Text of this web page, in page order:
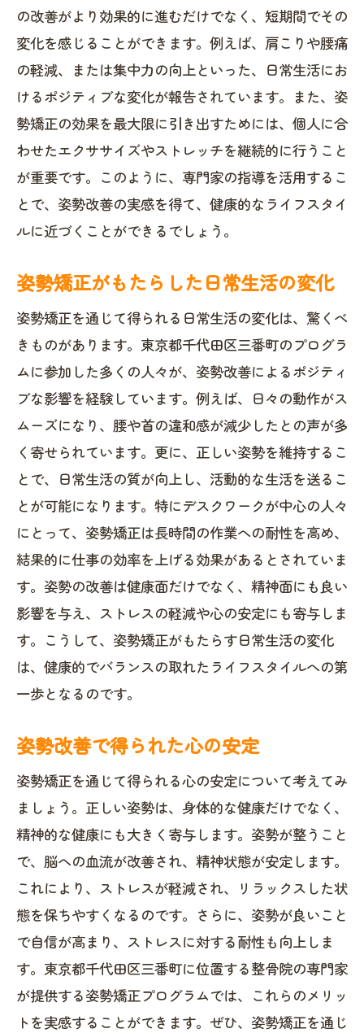
の改善がより効果的に進むだけでなく、短期間でその
変化を感じることができます。例えば、肩こりや腰痛
の軽減、または集中力の向上といった、日常生活にお
けるポジティブな変化が報告されています。また、姿
勢矯正の効果を最大限に引き出すためには、個人に合
わせたエクササイズやストレッチを継続的に行うこと
が重要です。このように、専門家の指導を活用するこ
とで、姿勢改善の実感を得て、健康的なライフスタイ
ルに近づくことができるでしょう。
姿勢矯正がもたらした日常生活の変化
姿勢矯正を通じて得られる日常生活の変化は、驚くべ
きものがあります。東京都千代田区三番町のプログラ
ムに参加した多くの人々が、姿勢改善によるポジティ
ブな影響を経験しています。例えば、日々の動作がス
ムーズになり、腰や首の違和感が減少したとの声が多
く寄せられています。更に、正しい姿勢を維持するこ
とで、日常生活の質が向上し、活動的な生活を送るこ
とが可能になります。特にデスクワークが中心の人々
にとって、姿勢矯正は長時間の作業への耐性を高め、
結果的に仕事の効率を上げる効果があるとされていま
す。姿勢の改善は健康面だけでなく、精神面にも良い
影響を与え、ストレスの軽減や心の安定にも寄与しま
す。こうして、姿勢矯正がもたらす日常生活の変化
は、健康的でバランスの取れたライフスタイルへの第
一歩となるのです。
姿勢改善で得られた心の安定
姿勢矯正を通じて得られる心の安定について考えてみ
ましょう。正しい姿勢は、身体的な健康だけでなく、
精神的な健康にも大きく寄与します。姿勢が整うこと
で、脳への血流が改善され、精神状態が安定します。
これにより、ストレスが軽減され、リラックスした状
態を保ちやすくなるのです。さらに、姿勢が良いこと
で自信が高まり、ストレスに対する耐性も向上しま
す。東京都千代田区三番町に位置する整骨院の専門家
が提供する姿勢矯正プログラムでは、これらのメリッ
トを実感することができます。ぜひ、姿勢矯正を通じ